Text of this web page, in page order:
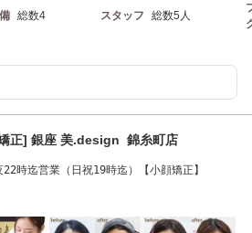
総数4 スタッフ 総数5人
正] 銀座 美.design 錦糸町店
迄営業（日祝19時迄）【小顔矯正】